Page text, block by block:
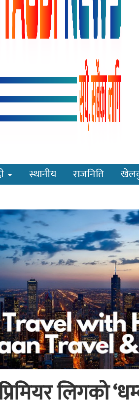
स्थानीय राजनिति
लिगको